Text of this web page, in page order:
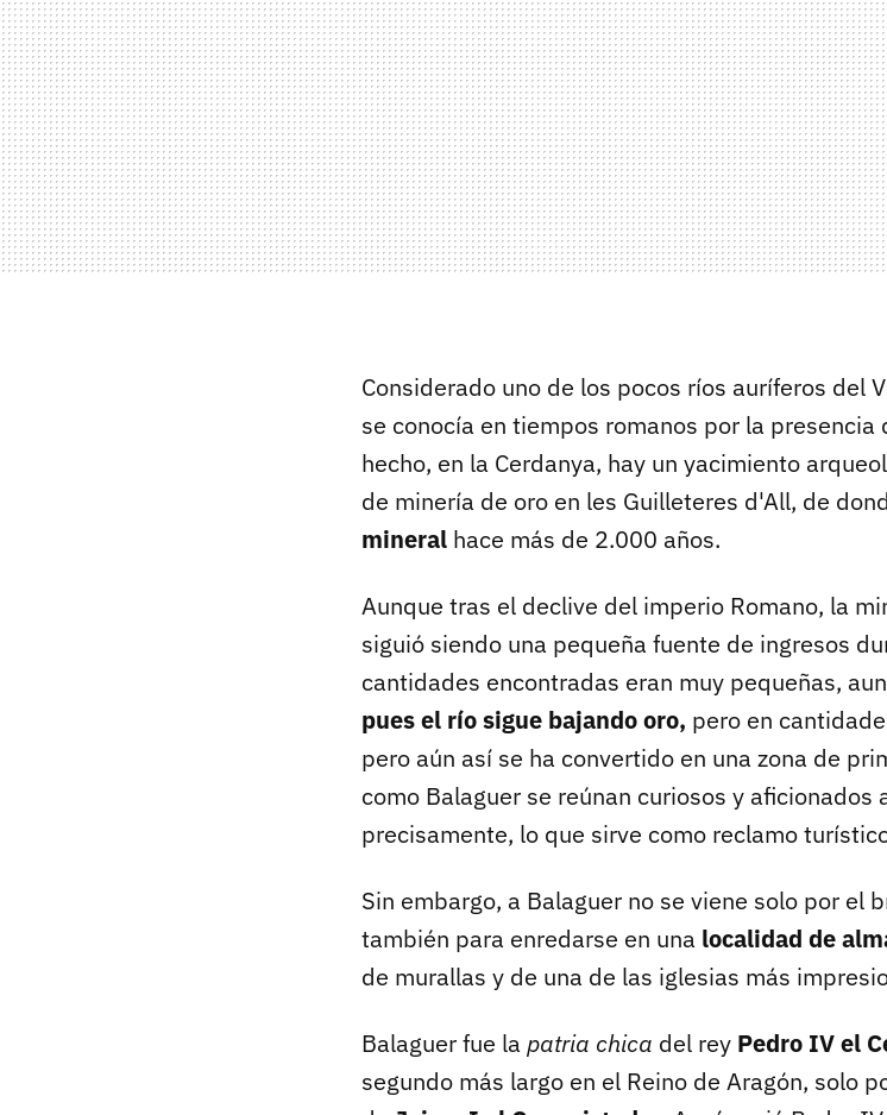
Considerado uno de los pocos ríos auríferos del
se conocía en tiempos romanos por la presencia
hecho, en la Cerdanya, hay un yacimiento
de minería de oro en les Guilleteres d'All, de
mineral hace más de 2.000 años.
Aunque tras el declive del imperio Romano, la
siguió siendo una pequeña fuente de ingresos
cantidades encontradas eran muy pequeñas,
pues el río sigue bajando oro, pero en
pero aún así se ha convertido en una zona de
como Balaguer se reúnan curiosos y aficionados
precisamente, lo que sirve como reclamo
Sin embargo, a Balaguer no se viene solo por el
también para enredarse en una localidad de
de murallas y de una de las iglesias más
Balaguer fue la patria chica del rey Pedro IV el
segundo más largo en el Reino de Aragón, solo